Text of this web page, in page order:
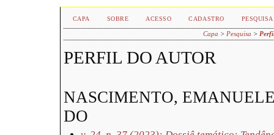
CAPA SOBRE ACESSO CADASTRO PESQUISA
Capa > Pesquisa >
PERFIL DO AUTOR
NASCIMENTO,
DO